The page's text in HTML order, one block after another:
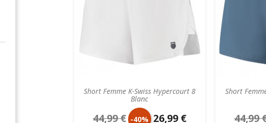
Short Femme K-Swiss Hypercourt 8
Blanc
Prix
44,99 € -40% Prix
26,99 €
Short
Prix
44,99